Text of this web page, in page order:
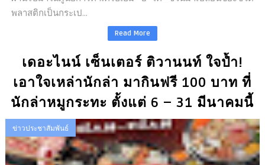
พลาสติกเป็นกระเป...
Read More
เดอะไนน์ เซ็นเตอร์ ติวานนท์ ใจป้ำ!
เอาใจเหล่านักล่า มากินฟรี 100 บาท ที่
นักล่าหมูกระทะ ตั้งแต่ 6 – 31 มีนาคมนี้
ข่าวประชาสัมพันธ์